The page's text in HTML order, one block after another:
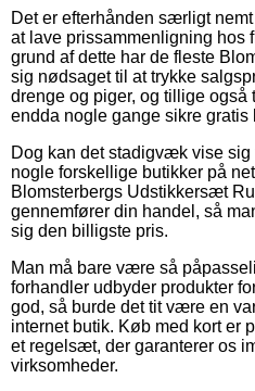
Det er efterhånden særligt
at lave prissammenligning hos
grund af dette har de fleste
sig nødsaget til at trykke
drenge og piger, og tillige også
endda nogle gange sikre gratis
Dog kan det stadigvæk vise
nogle forskellige butikker på
Blomsterbergs Udstikkersæt
gennemfører din handel, så
sig den billigste pris.
Man må bare være så
forhandler udbyder produkter
god, så burde det tit være en
internet butik. Køb med kort er
et regelsæt, der garanterer os
virksomheder.